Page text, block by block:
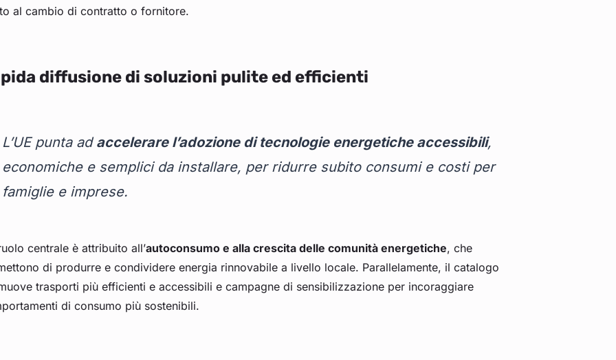
al cambio di contratto o fornitore.
diffusione di soluzioni pulite ed efficienti
L’UE punta adaccelerare l’adozione di tecnologie energetiche accessibili,
economiche e semplici da installare, per ridurre subito consumi e costi per
famiglie e imprese.
centrale è attribuito all’autoconsumo e alla crescita delle comunità energetiche, che
di produrre e condividere energia rinnovabile a livello locale. Parallelamente, il catalogo
trasporti più efficienti e accessibili e campagne di sensibilizzazione per incoraggiare
di consumo più sostenibili.